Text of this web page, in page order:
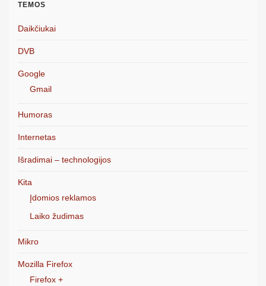
TEMOS
Daikčiukai
DVB
Google
Gmail
Humoras
Internetas
Išradimai – technologijos
Kita
Įdomios reklamos
Laiko žudimas
Mikro
Mozilla Firefox
Firefox +